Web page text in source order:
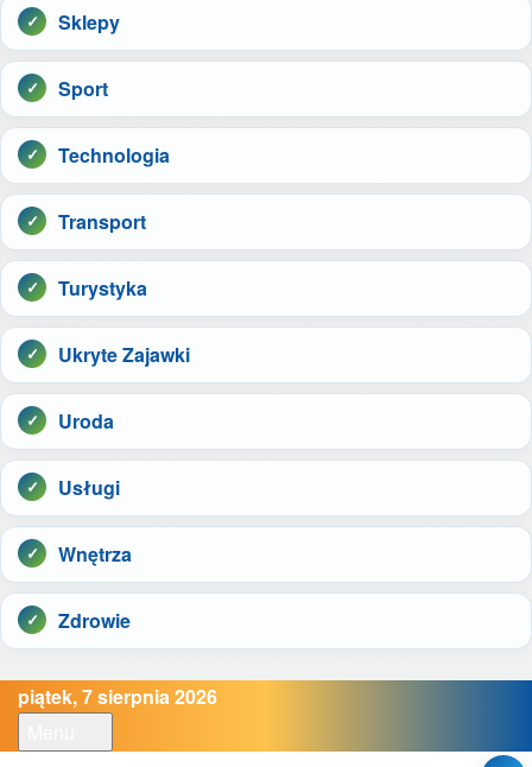
Sklepy
Sport
Technologia
Transport
Turystyka
Ukryte Zajawki
Uroda
Usługi
Wnętrza
Zdrowie
piątek, 7 sierpnia 2026